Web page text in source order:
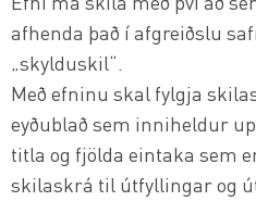
afhenda það í afgreiðslu
„skylduskil“.
Með efninu skal fylgja
eyðublað sem inniheldur
titla og fjölda eintaka sem
skilaskrá til útfyllingar og